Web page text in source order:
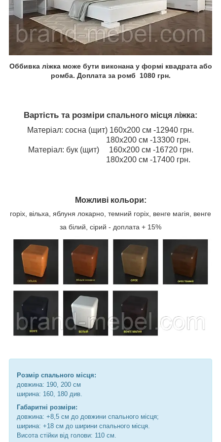
Оббивка ліжка може бути виконана у формі квадрата або
ромба. Доплата за ромб 1080 грн.
Вартість та розміри спального місця ліжка:
Матеріал: сосна (щит) 160х200 см -12940 грн.
180х200 см -13300 грн.
Матеріал: бук (щит) 160х200 см -16720 грн.
180х200 см -17400 грн.
Можливі кольори:
горіх, вільха, яблуня локарно, темний горіх, венге магія, венге
за білий, сірий - доплата + 15%
Розмір спального місця:
довжина: 190, 200 см
ширина: 160, 180 див.
Габаритні розміри:
довжина: +8,5 см до довжини спального місця;
ширина: +18 см до ширини спального місця.
Висота стійки від голови: 110 см.